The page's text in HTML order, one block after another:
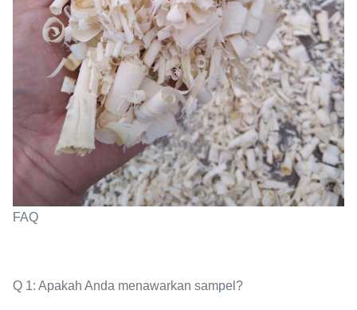
FAQ
Q 1: Apakah Anda menawarkan sampel?